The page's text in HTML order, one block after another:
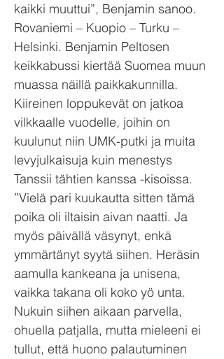
kaikki muuttui”, Benjamin sanoo.
Rovaniemi – Kuopio – Turku ­–
Helsinki. Benjamin Peltosen
keikkabussi kiertää Suomea muun
muassa näillä paikkakunnilla.
Kiireinen loppukevät on jatkoa
vilkkaalle vuodelle, joihin on
kuulunut niin UMK-putki ja muita
levyjulkaisuja kuin menestys
Tanssii tähtien kanssa -kisoissa.
”Vielä pari kuukautta sitten tämä
poika oli iltaisin aivan naatti. Ja
myös päivällä väsynyt, enkä
ymmärtänyt syytä siihen. Heräsin
aamulla kankeana ja unisena,
vaikka takana oli koko yö unta.
Nukuin siihen aikaan parvella,
ohuella patjalla, mutta mieleeni ei
tullut, että huono palautuminen